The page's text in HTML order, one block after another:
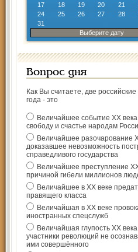
17
18 19 20 21
24
25 26 27 28
31
Выберите дату
Вопрос дня
Как Вы считаете, две
года - это
Величайшее событие ХХ
свободу и счастье народам
Величайшее разочарование
доказавшее невозможность
справедливого государства
Величайшее преступление
причиной гибели миллионов
Величайшее в ХХ веке
правящего класса
Величайшая в ХХ веке
иностранных спецслужб
Величайшая глупость ХХ
участники революций не
ими совершённого